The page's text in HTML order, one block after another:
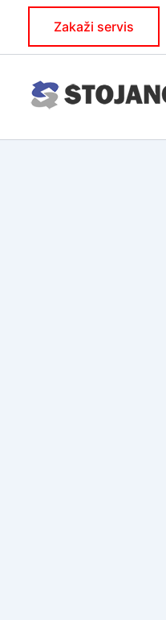
content
Zakaži servis